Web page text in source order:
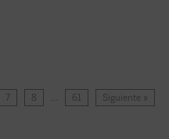
7 8 … 61 Siguiente »